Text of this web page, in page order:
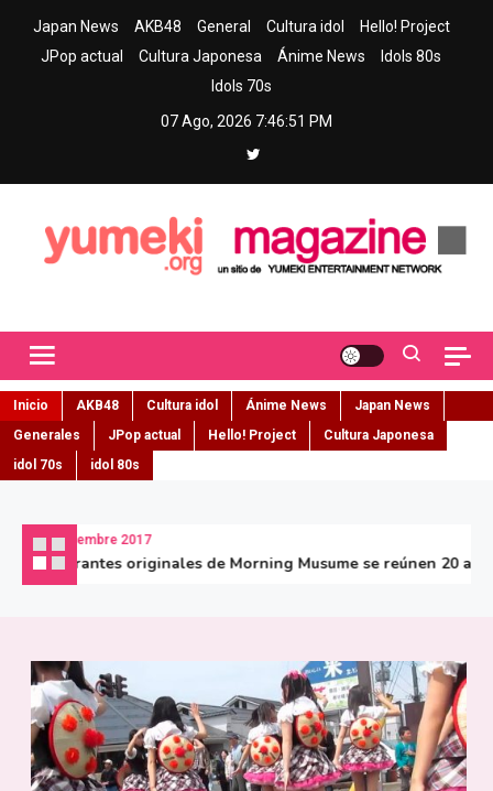
Japan News AKB48 General Cultura idol
Hello! Project
JPop actual
Cultura Japonesa Ánime News
Idols 80s
Idols 70s
07 Ago, 2026 7:46:53 PM
Inicio AKB48 Cultura idol Ánime News
Japan News
Generales
JPop actual Hello! Project
Cultura Japonesa
idol 70s
idol 80s
17 diciembre 2017
Integrantes originales de Morning Musume se reúnen 20 años